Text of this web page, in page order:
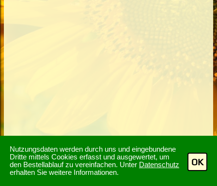
Nutzungsdaten werden durch uns und eingebundene
Dritte mittels Cookies erfasst und ausgewertet, um
den Bestellablauf zu vereinfachen. Unter Datenschutz
erhalten Sie weitere Informationen.
OK